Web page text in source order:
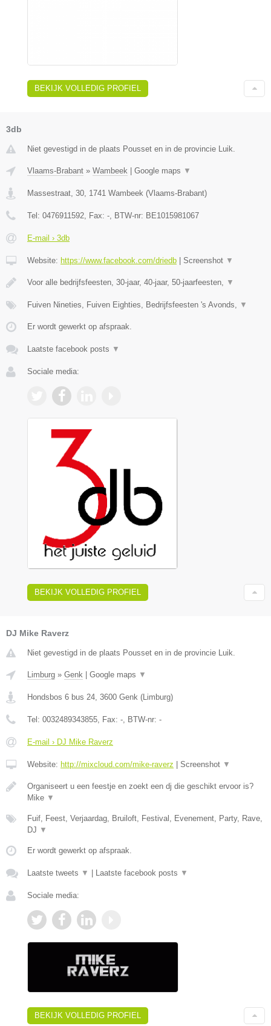
BEKIJK VOLLEDIG PROFIEL
3db
Niet gevestigd in de plaats Pousset en in de provincie Luik.
Vlaams-Brabant » Wambeek Google maps ▼
Massestraat, 30 1741 Wambeek (Vlaams-Brabant)
Tel: 0476911592 , Fax: - , BTW-nr: BE1015981067
E-mail › 3db
Website: https://www.facebook.com/driedb Screenshot ▼
Voor alle bedrijfsfeesten, 30-jaar, 40-jaar, 50-jaarfeesten, ▼
Fuiven Nineties, Fuiven Eighties, Bedrijfsfeesten 's Avonds, ▼
Er wordt gewerkt op afspraak.
Laatste facebook posts ▼
Sociale media:
BEKIJK VOLLEDIG PROFIEL
DJ Mike Raverz
Niet gevestigd in de plaats Pousset en in de provincie Luik.
Limburg » Genk Google maps ▼
Hondsbos 6 bus 24 3600 Genk ( Limburg)
Tel: 0032489343855 , Fax: - , BTW-nr: -
E-mail › DJ Mike Raverz
Website: http://mixcloud.com/mike-raverz Screenshot ▼
Organiseert u een feestje en zoekt een dj die geschikt ervoor is?
Mike ▼
Fuif, Feest, Verjaardag, Bruiloft, Festival, Evenement, Party, Rave,
DJ ▼
Er wordt gewerkt op afspraak.
Laatste tweets ▼ Laatste facebook posts ▼
Sociale media:
BEKIJK VOLLEDIG PROFIEL